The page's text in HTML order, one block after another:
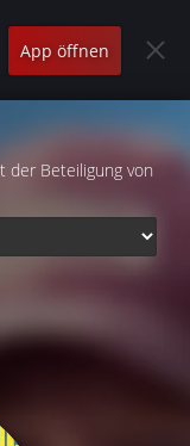
App öffnen
der Beteiligung von